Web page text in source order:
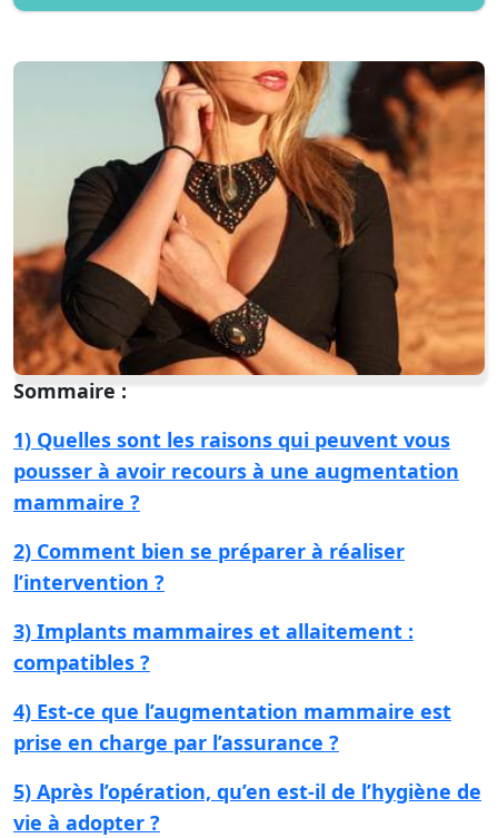
Sommaire :
1) Quelles sont les raisons qui peuvent vous
pousser à avoir recours à une augmentation
mammaire ?
2) Comment bien se préparer à réaliser
l’intervention ?
3) Implants mammaires et allaitement :
compatibles ?
4) Est-ce que l’augmentation mammaire est
prise en charge par l’assurance ?
5) Après l’opération, qu’en est-il de l’hygiène de
vie à adopter ?